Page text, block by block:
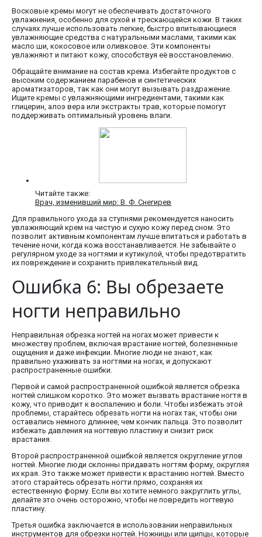
Восковые кремы могут не обеспечивать достаточного
увлажнения, особенно для сухой и трескающейся кожи. В таких
случаях лучше использовать легкие, быстро впитывающиеся
увлажняющие средства с натуральными маслами, такими как
масло ши, кокосовое или оливковое. Эти компоненты
увлажняют и питают кожу, способствуя её восстановлению.
Обращайте внимание на состав крема. Избегайте продуктов с
высоким содержанием парабенов и синтетических
ароматизаторов, так как они могут вызывать раздражение.
Ищите кремы с увлажняющими ингредиентами, такими как
глицерин, алоэ вера или экстракты трав, которые помогут
поддерживать оптимальный уровень влаги.
Читайте также:
Врач, изменивший мир: В. Ф. Снегирев
Для правильного ухода за ступнями рекомендуется наносить
увлажняющий крем на чистую и сухую кожу перед сном. Это
позволит активным компонентам лучше впитаться и работать в
течение ночи, когда кожа восстанавливается. Не забывайте о
регулярном уходе за ногтями и кутикулой, чтобы предотвратить
их повреждение и сохранить привлекательный вид.
Ошибка 6: Вы обрезаете
ногти неправильно
Неправильная обрезка ногтей на ногах может привести к
множеству проблем, включая врастание ногтей, болезненные
ощущения и даже инфекции. Многие люди не знают, как
правильно ухаживать за ногтями на ногах, и допускают
распространенные ошибки.
Первой и самой распространенной ошибкой является обрезка
ногтей слишком коротко. Это может вызвать врастание ногтя в
кожу, что приводит к воспалению и боли. Чтобы избежать этой
проблемы, старайтесь обрезать ногти на ногах так, чтобы они
оставались немного длиннее, чем кончик пальца. Это позволит
избежать давления на ногтевую пластину и снизит риск
врастания.
Второй распространенной ошибкой является округление углов
ногтей. Многие люди склонны придавать ногтям форму, округляя
их края. Это также может привести к врастанию ногтей. Вместо
этого старайтесь обрезать ногти прямо, сохраняя их
естественную форму. Если вы хотите немного закруглить углы,
делайте это очень осторожно, чтобы не повредить ногтевую
пластину.
Третья ошибка заключается в использовании неправильных
инструментов для обрезки ногтей. Ножницы или щипцы, которые